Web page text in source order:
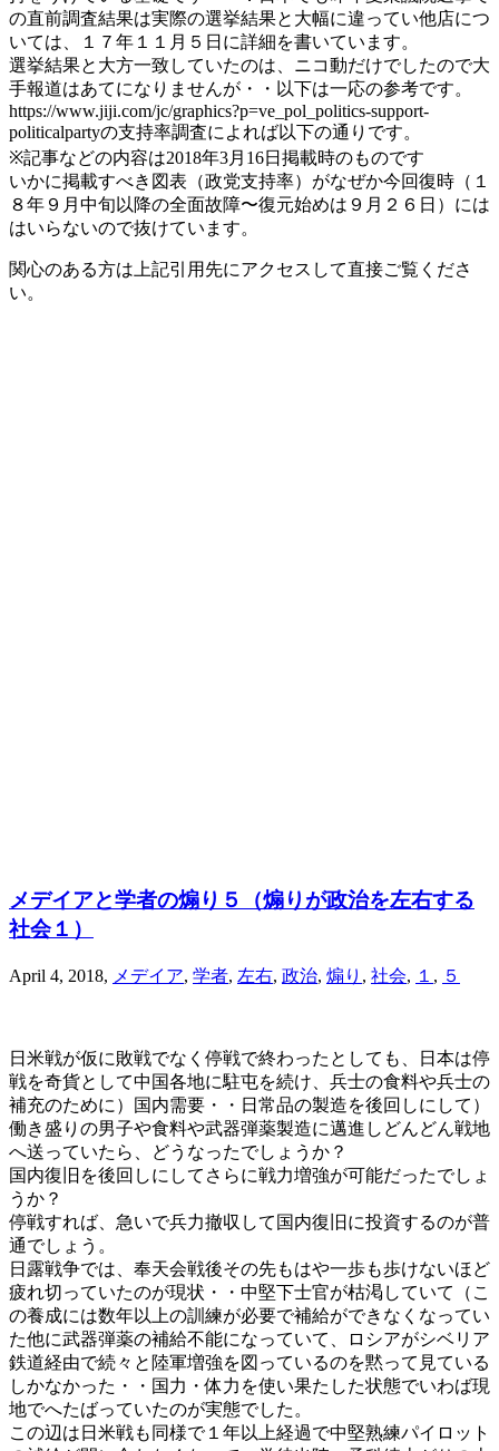
の直前調査結果は実際の選挙結果と大幅に違ってい他店につ
いては、１７年１１月５日に詳細を書いています。
選挙結果と大方一致していたのは、ニコ動だけでしたので大
手報道はあてになりませんが・・以下は一応の参考です。
https://www.jiji.com/jc/graphics?p=ve_pol_politics-support-
politicalpartyの支持率調査によれば以下の通りです。
※記事などの内容は2018年3月16日掲載時のものです
いかに掲載すべき図表（政党支持率）がなぜか今回復時（１
８年９月中旬以降の全面故障〜復元始めは９月２６日）には
はいらないので抜けています。
関心のある方は上記引用先にアクセスして直接ご覧くださ
い。
メデイアと学者の煽り５（煽りが政治を左右する
社会１）
April 4, 2018, メデイア, 学者, 左右, 政治, 煽り , 社会, １ , ５
日米戦が仮に敗戦でなく停戦で終わったとしても、日本は停
戦を奇貨として中国各地に駐屯を続け、兵士の食料や兵士の
補充のために）国内需要・・日常品の製造を後回しにして）
働き盛りの男子や食料や武器弾薬製造に邁進しどんどん戦地
へ送っていたら、どうなったでしょうか？
国内復旧を後回しにしてさらに戦力増強が可能だったでしょ
うか？
停戦すれば、急いで兵力撤収して国内復旧に投資するのが普
通でしょう。
日露戦争では、奉天会戦後その先もはや一歩も歩けないほど
疲れ切っていたのが現状・・中堅下士官が枯渇していて（こ
の養成には数年以上の訓練が必要で補給ができなくなってい
た他に武器弾薬の補給不能になっていて、ロシアがシベリア
鉄道経由で続々と陸軍増強を図っているのを黙って見ている
しかなかった・・国力・体力を使い果たした状態でいわば現
地でへたばっていたのが実態でした。
この辺は日米戦も同様で１年以上経過で中堅熟練パイロット